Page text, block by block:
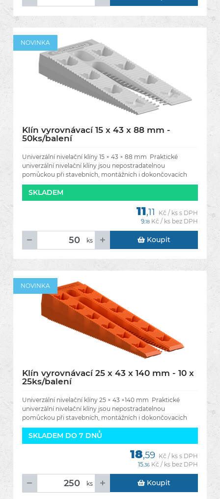
NOVINKA
Klín vyrovnávací 15 x 43 x 88 mm -
50ks/balení
Univerzální nivelační klíny 15 × 43 × 88 mm Praktické
univerzální nivelační klíny jsou nepostradatelnou
pomůckou při stavebních, montážních i dokončovacích
pracích. Umožňují
SKLADEM
11,11
Kč / ks s DPH
9,18 Kč / ks bez DPH
ks Koupit
NOVINKA
Klín vyrovnávací 25 x 43 x 140 mm - 10 x
25ks/balení
Univerzální nivelační klíny 25 × 43 ×140 mm Praktické
univerzální nivelační klíny jsou nepostradatelnou
pomůckou při stavebních, montážních i dokončovacích
pracích.
SKLADEM DO 7 DNŮ
18,59 Kč / ks s DPH
15,36 Kč / ks bez DPH
ks Koupit